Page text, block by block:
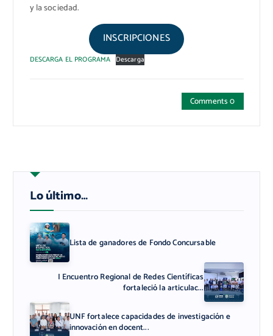
y la sociedad.
INSCRIPCIONES
DESCARGA EL PROGRAMA Descarga
Comments 0
Lo último…
Lista de ganadores de Fondo Concursable
I Encuentro Regional de Redes Científicas
fortaleció la articulac...
UNF fortalece capacidades de investigación e
innovación en docent...